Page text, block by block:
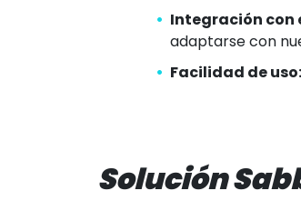
Integración con
adaptarse con
Facilidad de uso:
Solución